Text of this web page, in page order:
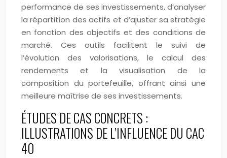
performance de ses investissements, d’analyser
la répartition des actifs et d’ajuster sa stratégie
en fonction des objectifs et des conditions de
marché. Ces outils facilitent le suivi de
l’évolution des valorisations, le calcul des
rendements et la visualisation de la
composition du portefeuille, offrant ainsi une
meilleure maîtrise de ses investissements.
ÉTUDES DE CAS CONCRETS :
ILLUSTRATIONS DE L’INFLUENCE DU CAC
40